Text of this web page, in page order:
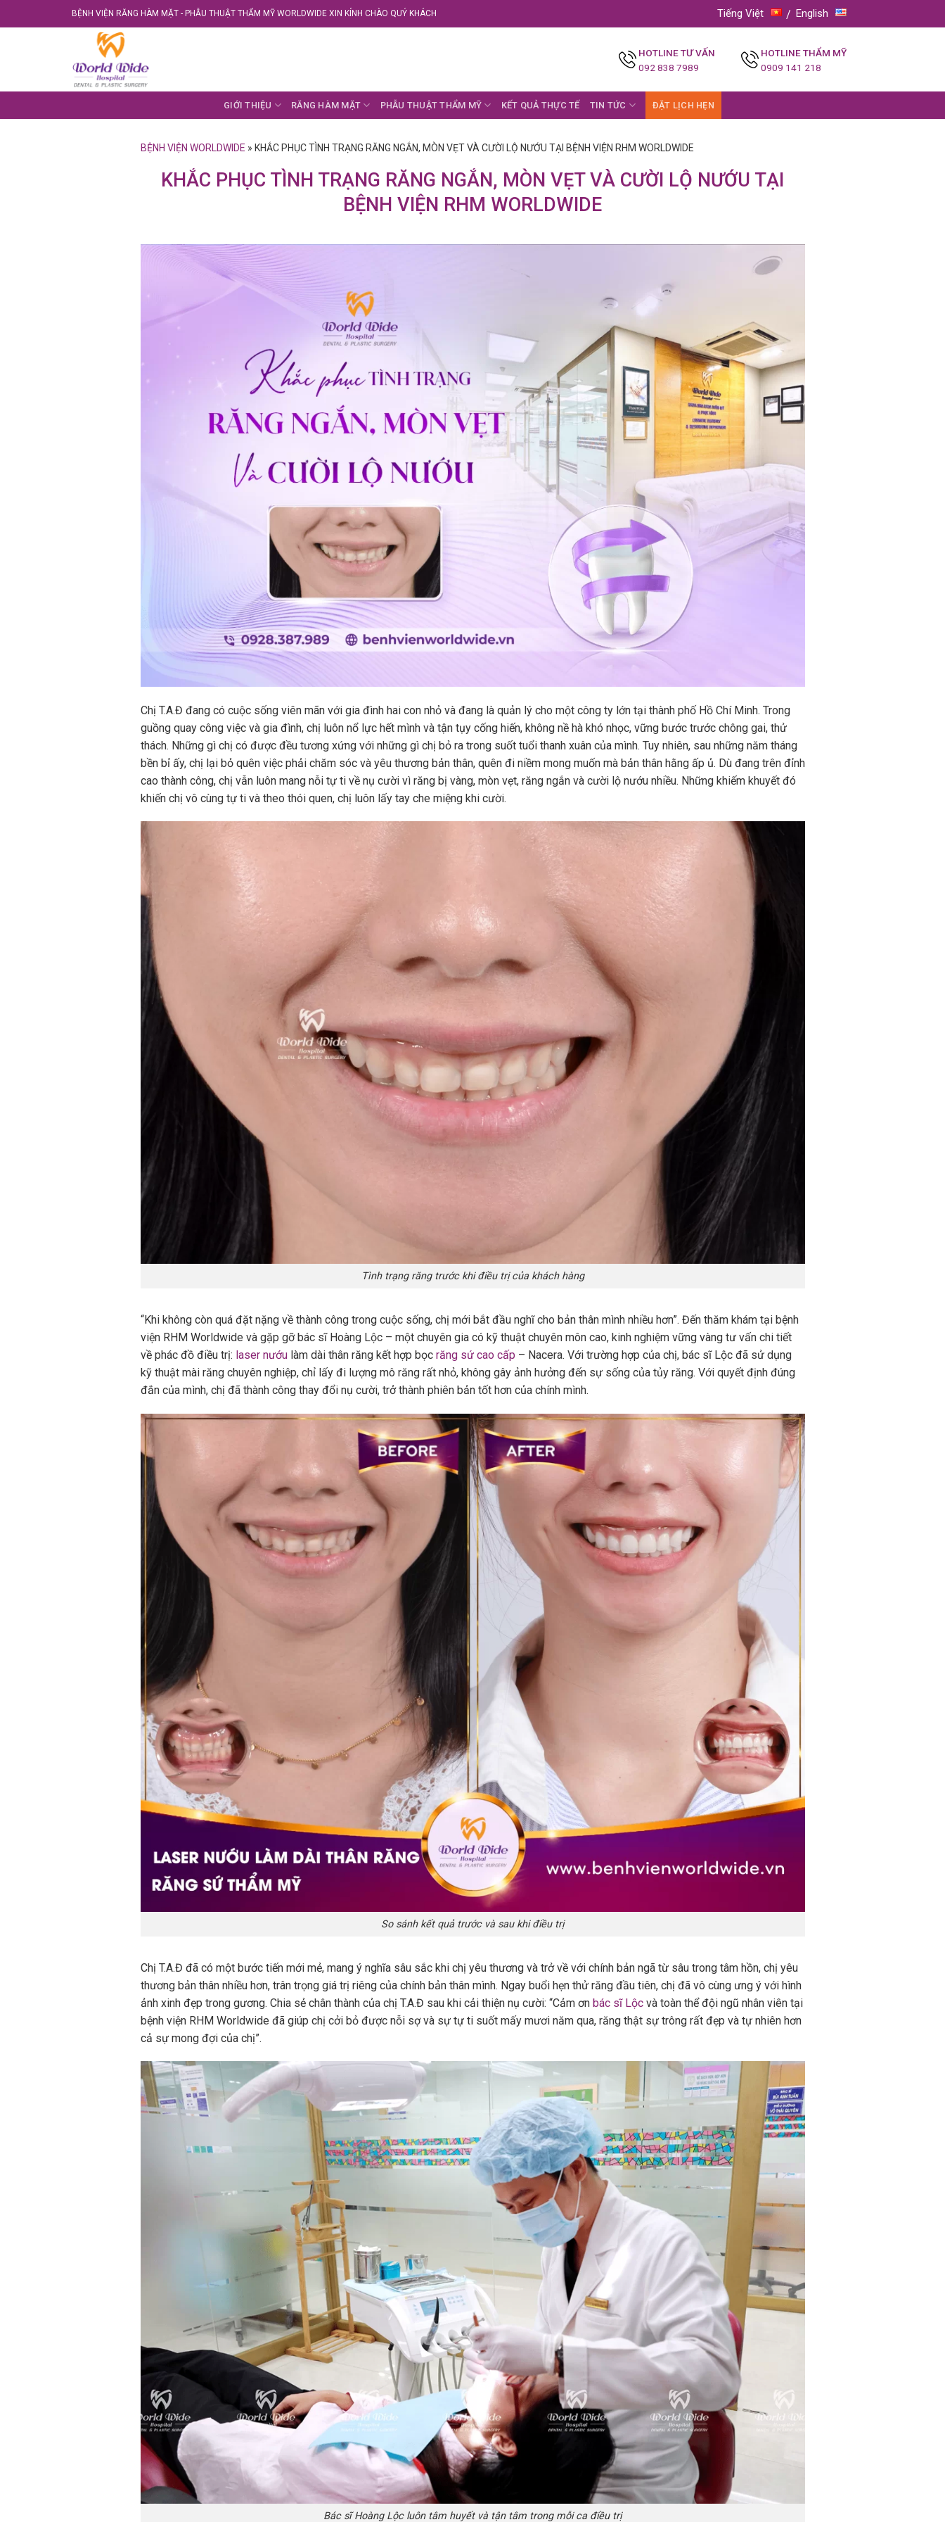
to
BỆNH VIỆN RĂNG HÀM MẶT - PHẪU THUẬT THẨM MỸ WORLDWIDE XIN KÍNH CHÀO QUÝ KHÁCH Tiếng Việt English
HOTLINE TƯ VẤN
092 838 7989
HOTLINE THẨM MỸ
0909 141 218
GIỚI THIỆU RĂNG HÀM MẶT PHẪU THUẬT THẨM MỸ KẾT QUẢ THỰC TẾ TIN TỨC ĐẶT LỊCH HẸN
BỆNH VIỆN WORLDWIDE » KHẮC PHỤC TÌNH TRẠNG RĂNG NGẮN, MÒN VẸT VÀ CƯỜI LỘ NƯỚU TẠI BỆNH VIỆN RHM WORLDWIDE
KHẮC PHỤC TÌNH TRẠNG RĂNG NGẮN, MÒN VẸT VÀ CƯỜI LỘ NƯỚU TẠI
BỆNH VIỆN RHM WORLDWIDE
Chị T.A.Đ đang có cuộc sống viên mãn với gia đình hai con nhỏ và đang là quản lý cho một công ty lớn tại thành phố Hồ Chí Minh. Trong
guồng quay công việc và gia đình, chị luôn nổ lực hết mình và tận tụy cống hiến, không nề hà khó nhọc, vững bước trước chông gai, thử
thách. Những gì chị có được đều tương xứng với những gì chị bỏ ra trong suốt tuổi thanh xuân của mình. Tuy nhiên, sau những năm tháng
bền bỉ ấy, chị lại bỏ quên việc phải chăm sóc và yêu thương bản thân, quên đi niềm mong muốn mà bản thân hằng ấp ủ. Dù đang trên đỉnh
cao thành công, chị vẫn luôn mang nỗi tự ti về nụ cười vì răng bị vàng, mòn vẹt, răng ngắn và cười lộ nướu nhiều. Những khiếm khuyết đó
khiến chị vô cùng tự ti và theo thói quen, chị luôn lấy tay che miệng khi cười.
Tình trạng răng trước khi điều trị của khách hàng
“Khi không còn quá đặt nặng về thành công trong cuộc sống, chị mới bắt đầu nghĩ cho bản thân mình nhiều hơn”. Đến thăm khám tại bệnh
viện RHM Worldwide và gặp gỡ bác sĩ Hoàng Lộc – một chuyên gia có kỹ thuật chuyên môn cao, kinh nghiệm vững vàng tư vấn chi tiết
về phác đồ điều trị: laser nướulàm dài thân răng kết hợp bọc răng sứ cao cấp – Nacera. Với trường hợp của chị, bác sĩ Lộc đã sử dụng
kỹ thuật mài răng chuyên nghiệp, chỉ lấy đi lượng mô răng rất nhỏ, không gây ảnh hưởng đến sự sống của tủy răng. Với quyết định đúng
đắn của mình, chị đã thành công thay đổi nụ cười, trở thành phiên bản tốt hơn của chính mình.
So sánh kết quả trước và sau khi điều trị
Chị T.A.Đ đã có một bước tiến mới mẻ, mang ý nghĩa sâu sắc khi chị yêu thương và trở về với chính bản ngã từ sâu trong tâm hồn, chị yêu
thương bản thân nhiều hơn, trân trọng giá trị riêng của chính bản thân mình. Ngay buổi hẹn thử răng đầu tiên, chị đã vô cùng ưng ý với hình
ảnh xinh đẹp trong gương. Chia sẻ chân thành của chị T.A.Đ sau khi cải thiện nụ cười: “Cảm ơn bác sĩ Lộcvà toàn thể đội ngũ nhân viên tại
bệnh viện RHM Worldwide đã giúp chị cởi bỏ được nỗi sợ và sự tự ti suốt mấy mươi năm qua, răng thật sự trông rất đẹp và tự nhiên hơn
cả sự mong đợi của chị”.
Bác sĩ Hoàng Lộc luôn tâm huyết và tận tâm trong mỗi ca điều trị